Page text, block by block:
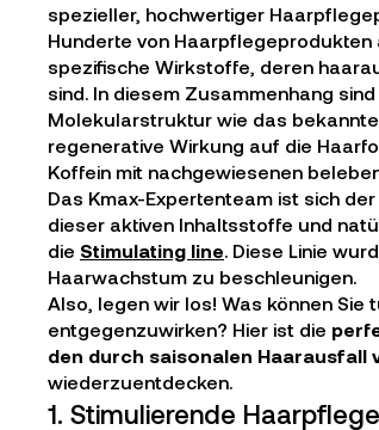
spezieller, hochwertiger
Hunderte von
spezifische Wirkstoffe, deren
sind. In diesem Zusammenhang
Molekularstruktur wie das
regenerative Wirkung auf die
Koffein mit nachgewiesenen
Das Kmax-Expertenteam ist sich
dieser aktiven Inhaltsstoffe und
die Stimulating line. Diese Linie
Haarwachstum zu beschleunigen.
Also, legen wir los! Was können
entgegenzuwirken? Hier ist die
den durch saisonalen
wiederzuentdecken.
1. Stimulierende